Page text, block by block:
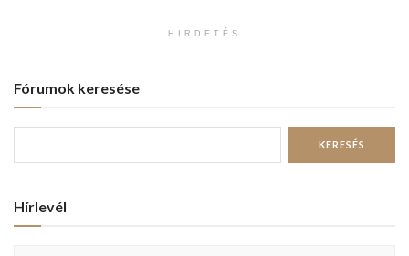
HIRDETÉS
Fórumok keresése
Hírlevél